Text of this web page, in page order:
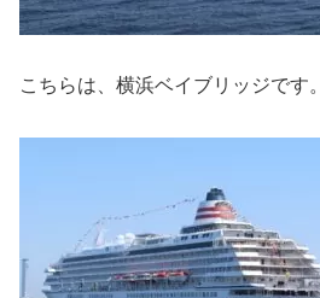
こちらは、横浜ベイブリッジです。